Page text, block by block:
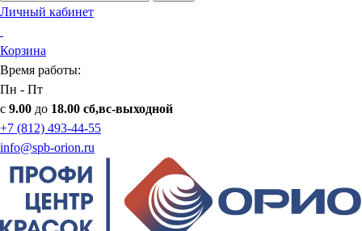
Личный кабинет
Корзина
Время работы:
Пн - Пт
с 9.00 до 18.00 сб,вс-выходной
+7 (812) 493-44-55
info@spb-orion.ru